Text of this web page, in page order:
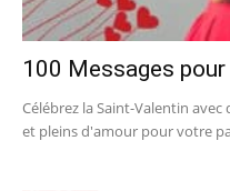
100 Messages
Célébrez la Saint-Valentin
et pleins d'amour pour votre